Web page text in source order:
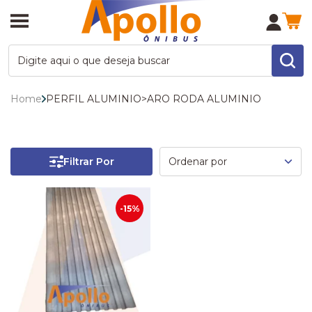
Home PERFIL ALUMINIO>ARO RODA ALUMINIO
Filtrar Por
-15%